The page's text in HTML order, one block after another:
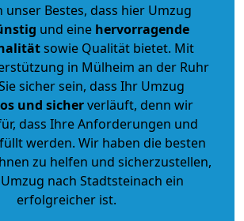
unser Bestes, dass hier Umzug
und eine hervorragende
sowie Qualität bietet. Mit
in Mülheim an der Ruhr
sicher sein, dass Ihr Umzug
und sicherverläuft, denn wir
dass Ihre Anforderungen und
werden. Wir haben die besten
zu helfen und sicherzustellen,
nach Stadtsteinach ein
erfolgreicher ist.